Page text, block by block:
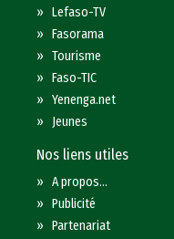
»Lefaso-TV
»Fasorama
»Tourisme
»Faso-TIC
»Yenenga.net
» Jeunes
Nos liens utiles
»A propos...
»Publicité
»Partenariat